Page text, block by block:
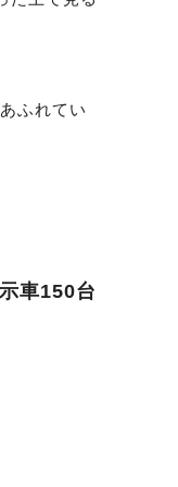
ふれてい
車150台